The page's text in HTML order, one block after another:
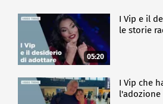
05:20
I Vip e il
le storie
I Vip che
l'adozione